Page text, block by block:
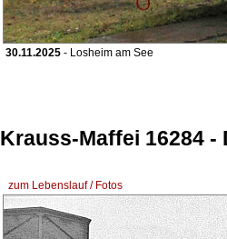
30.11.2025- Losheim am See
Krauss-Maffei 16284 -
zum Lebenslauf / Fotos